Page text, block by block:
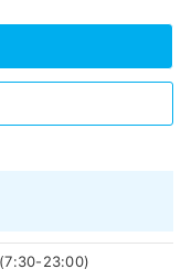
23:00)